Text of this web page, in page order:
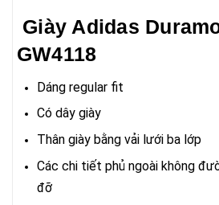
Giày Adidas
GW4118
Dáng regular fit
Có dây giày
Thân giày bằng vải lưới ba lớp
Các chi tiết phủ ngoài không
đỡ